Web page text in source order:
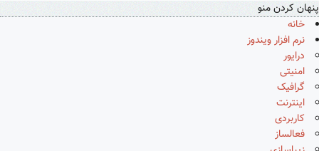
پنهان کردن منو
خانه
نرم افزار ویندوز
درایور
امنیتی
گرافیک
اینترنت
کاربردی
فعالساز